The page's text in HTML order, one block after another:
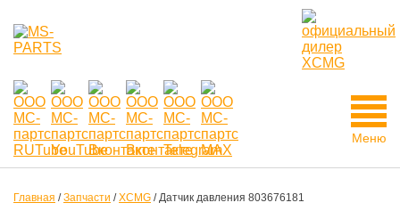
Меню
Главная /Запчасти /XCMG /Датчик давления 803676181